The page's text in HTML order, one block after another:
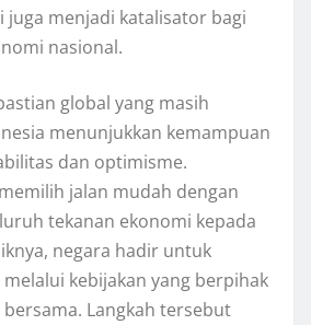
juga menjadi katalisator bagi
nasional.
global yang masih
menunjukkan kemampuan
dan optimisme.
jalan mudah dengan
tekanan ekonomi kepada
negara hadir untuk
kebijakan yang berpihak
Langkah tersebut